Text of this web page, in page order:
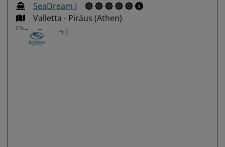
SeaDream I
Valletta - Piräus (Athen)